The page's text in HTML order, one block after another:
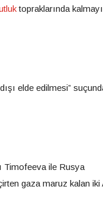
topraklarında
elde edilmesi”
Timofeeva ile Rusya
gaza maruz kalan